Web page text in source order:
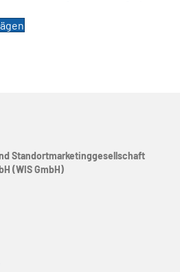
Standortmarketinggesellschaft
(WIS GmbH)